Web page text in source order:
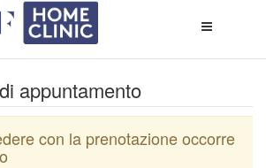
di
appuntamento
con la prenotazione occorre